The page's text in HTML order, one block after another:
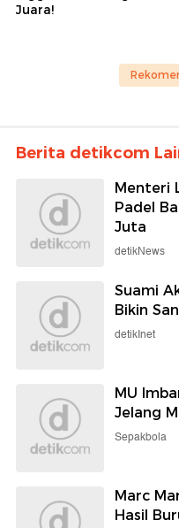
Juara!
Berita detikcom
Menteri
Padel
Juta
detikNews
Suami
Bikin
detikInet
MU
Jelang
Sepakbola
Marc
Hasil